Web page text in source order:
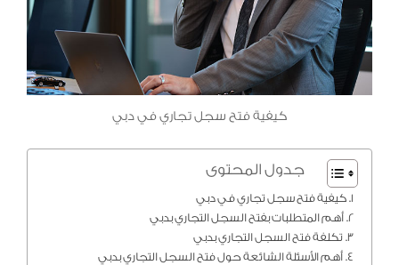
كيفية فتح سجل تجاري في دبي
جدول المحتوى
كيفية فتح سجل تجاري في دبي
أهم المتطلبات بفتح السجل التجاري بدبي
تكلفة فتح السجل التجاري بدبي
أهم الأسئلة الشائعة حول فتح السجل التجاري بدبي